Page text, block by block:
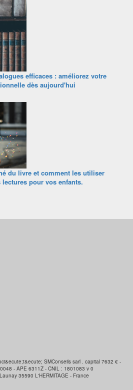
efficaces : améliorez votre
dès aujourd'hui
du livre et comment les utiliser
pour vos enfants.
SMConseils sarl . capital 7632 € -
- APE 6311Z - CNIL : 1801083 v 0
35590 L'HERMITAGE - France